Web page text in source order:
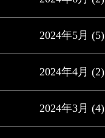
2024年5月 (5)
2024年4月 (2)
2024年3月 (4)